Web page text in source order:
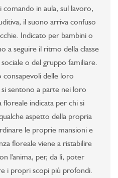
in aula, sul lavoro,
il suono arriva confuso
Indicato per bambini o
a seguire il ritmo della classe
o del gruppo familiare.
delle loro
sentono a parte nei loro
floreale indicata per chi si
aspetto della propria
le proprie mansioni e
floreale viene a ristabilire
l'anima, per, da lì, poter
i propri scopi più profondi.